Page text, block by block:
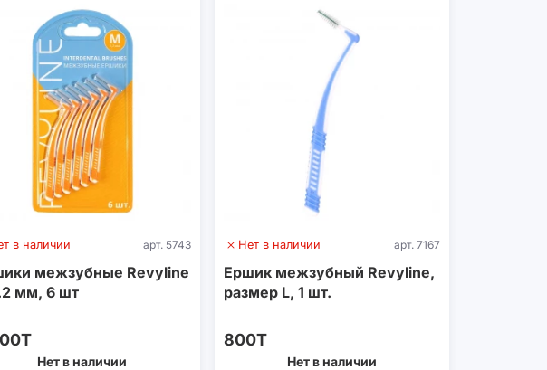
в наличии арт. 5743
межзубные Revyline
мм, 6 шт
Нет в наличии
Нет в наличии арт. 7167
Ершик межзубный Revyline,
размер L, 1 шт.
800T
Нет в наличии